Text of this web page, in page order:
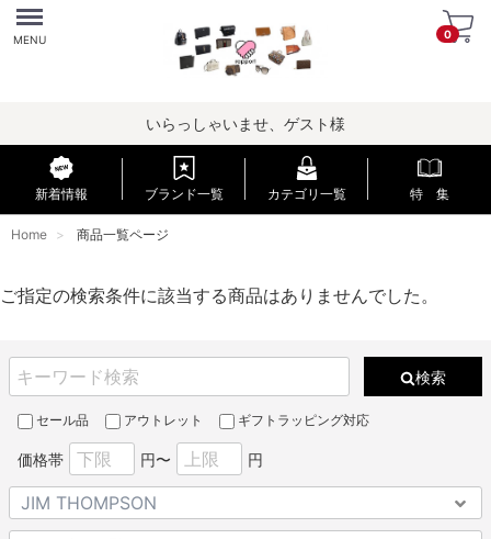
Menu
MENU 0
いらっしゃいませ、ゲスト様
新着情報 ブランド一覧 カテゴリ一覧 特 集
Home 商品一覧ページ
ご指定の検索条件に該当する商品はありませんでした。
検索
セール品 アウトレット ギフトラッピング対応
価格帯 円〜 円